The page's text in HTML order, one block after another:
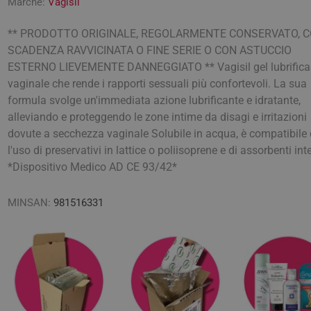
Benessere Cardiovascolare
del peso
Ciclo Mestruale e
e Vista Cura della pelle Lassativi
Ematomi e
Calze e Collant Orecchini
Grassa
e Struccanti
Lenitivi
Viso
e Couperose
Smagliature ed Elasticizzanti
Snellenti e Rassodanti
Esfolianti e Scrub
Idratanti e Nutrienti
Lenitivi e Protettivi
Gambe Pesanti
Acque Profumate, Profumi e
Colorazioni
Fissativi
Trattamenti
Sciroppi e Spray Nasali
Ortopedia
Solette comfort
Protettivi e Correttivi del
Autotest e
Detergenti
Lavande e
Trattamenti
Lubrificanti
Protettivi
Emorroidi
Depilazione Talco
Allattamento e Postparto
Fondotinta
Primer e fissatori
Ombretti
Matite
** PRODOTTO ORIGINALE, REGOLARMENTE CONSERVATO,
SCADENZA RAVVICINATA O FINE SERIE O CON ASTUCCIO
ESTERNO LIEVEMENTE DANNEGGIATO ** Vagisil gel
vaginale che rende i rapporti sessuali più confortevoli. La sua
formula svolge un'immediata azione lubrificante e idratante,
alleviando e proteggendo le zone intime da disagi e irritazioni
dovute a secchezza vaginale Solubile in acqua, è compatibile
l'uso di preservativi in lattice o poliisoprene e di assorbenti
*Dispositivo Medico AD CE 93/42*
MINSAN: 981516331